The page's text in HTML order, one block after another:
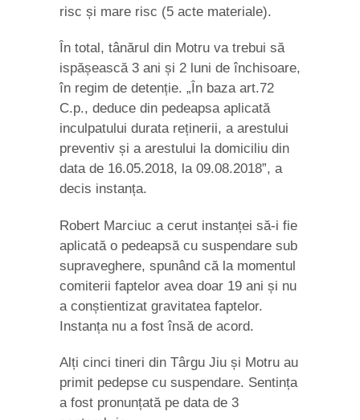
risc și mare risc (5 acte materiale).
În total, tânărul din Motru va trebui să
ispășească 3 ani și 2 luni de închisoare,
în regim de detenție. „În baza art.72
C.p., deduce din pedeapsa aplicată
inculpatului durata reținerii, a arestului
preventiv și a arestului la domiciliu din
data de 16.05.2018, la 09.08.2018”, a
decis instanța.
Robert Marciuc a cerut instanței să-i fie
aplicată o pedeapsă cu suspendare sub
supraveghere, spunând că la momentul
comiterii faptelor avea doar 19 ani și nu
a conștientizat gravitatea faptelor.
Instanța nu a fost însă de acord.
Alți cinci tineri din Târgu Jiu și Motru au
primit pedepse cu suspendare. Sentința
a fost pronunțată pe data de 3